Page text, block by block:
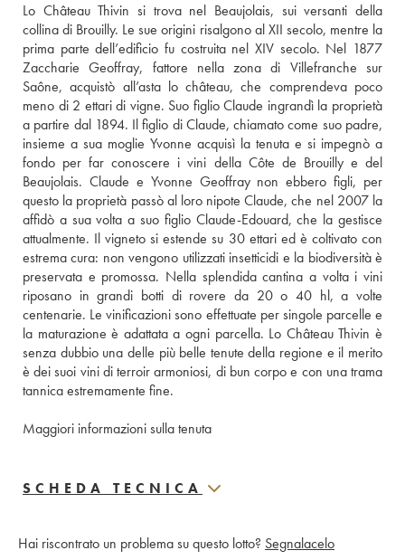
Lo Château Thivin si trova nel Beaujolais, sui versanti della
collina di Brouilly. Le sue origini risalgono al XII secolo, mentre la
prima parte dell’edificio fu costruita nel XIV secolo. Nel 1877
Zaccharie Geoffray, fattore nella zona di Villefranche sur
Saône, acquistò all’asta lo château, che comprendeva poco
meno di 2 ettari di vigne. Suo figlio Claude ingrandì la proprietà
a partire dal 1894. Il figlio di Claude, chiamato come suo padre,
insieme a sua moglie Yvonne acquisì la tenuta e si impegnò a
fondo per far conoscere i vini della Côte de Brouilly e del
Beaujolais. Claude e Yvonne Geoffray non ebbero figli, per
questo la proprietà passò al loro nipote Claude, che nel 2007 la
affidò a sua volta a suo figlio Claude-Edouard, che la gestisce
attualmente. Il vigneto si estende su 30 ettari ed è coltivato con
estrema cura: non vengono utilizzati insetticidi e la biodiversità è
preservata e promossa. Nella splendida cantina a volta i vini
riposano in grandi botti di rovere da 20 o 40 hl, a volte
centenarie. Le vinificazioni sono effettuate per singole parcelle e
la maturazione è adattata a ogni parcella. Lo Château Thivin è
senza dubbio una delle più belle tenute della regione e il merito
è dei suoi vini di terroir armoniosi, di bun corpo e con una trama
tannica estremamente fine.
Maggiori informazioni sulla tenuta
SCHEDA TECNICA
Hai riscontrato un problema su questo lotto? Segnalacelo